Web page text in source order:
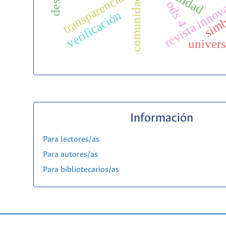
revista
transparencia ods 4
verificación
Información
Para lectores/as
Para autores/as
Para bibliotecarios/as